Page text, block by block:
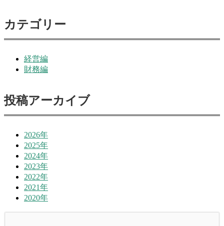
カテゴリー
経営編
財務編
投稿アーカイブ
2026年
2025年
2024年
2023年
2022年
2021年
2020年